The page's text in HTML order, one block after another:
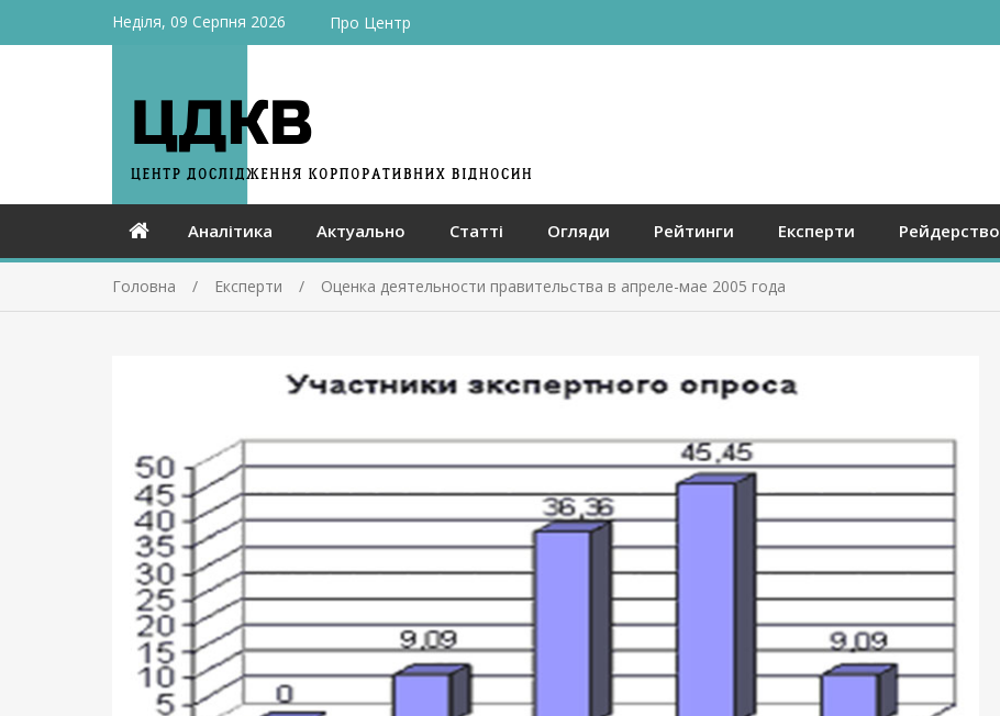
Неділя, 09 Серпня 2026 Про Центр
Аналітика Актуально Статті Огляди Рейтинги Експерти Рейдерство
Головна Експерти Оценка деятельности правительства в апреле-мае 2005 года